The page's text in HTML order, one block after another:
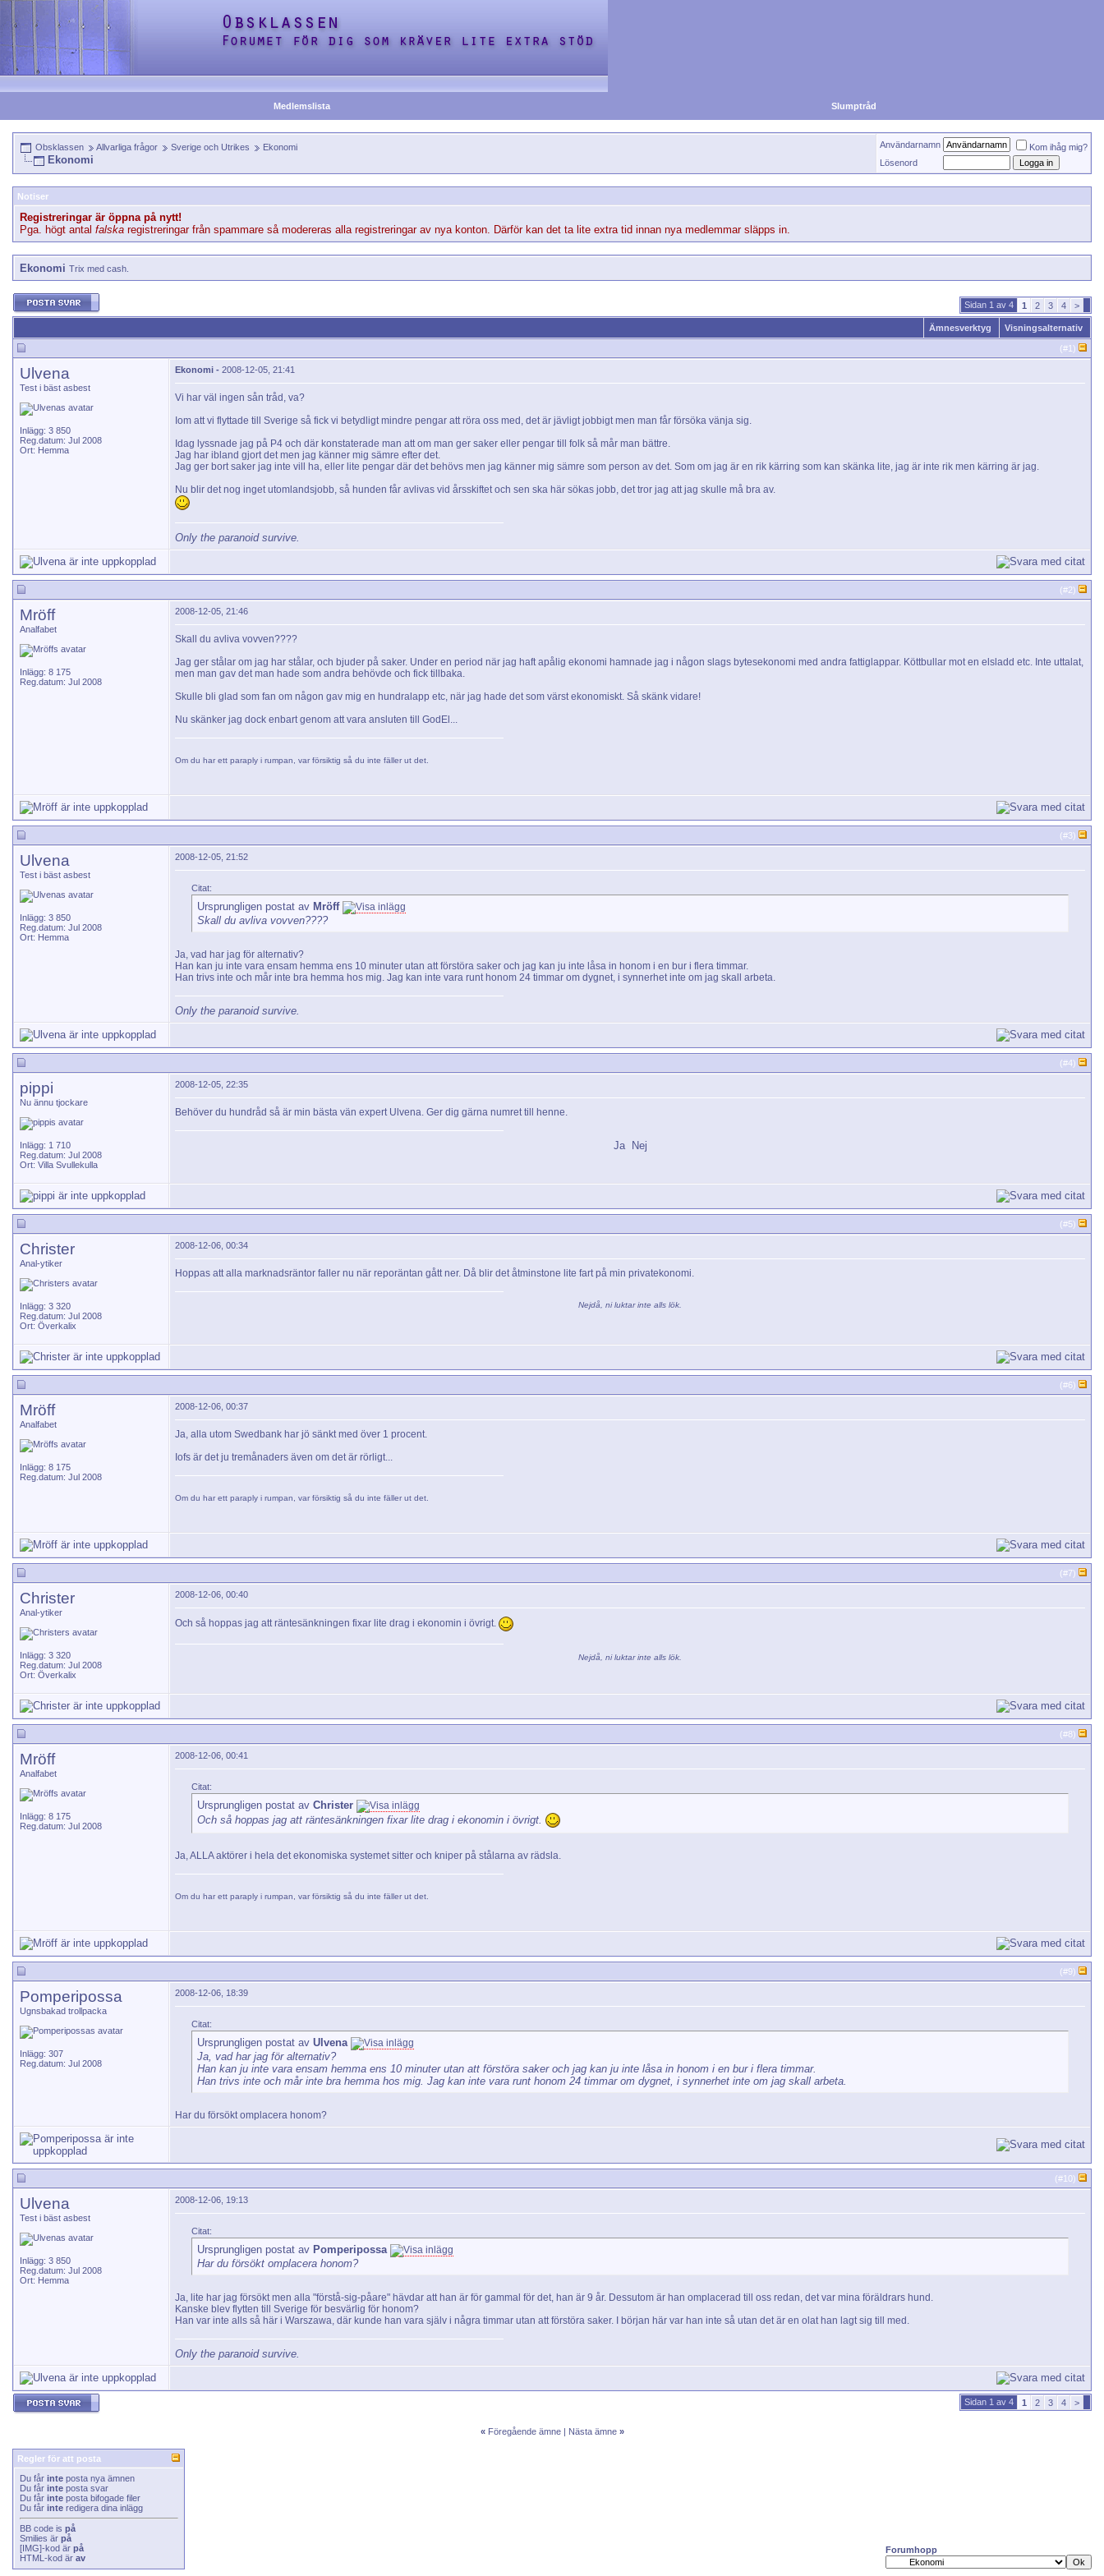
Medlemslista Slumptråd
Obsklassen Allvarliga frågor Sverige och Utrikes Ekonomi
Ekonomi
Användarnamn
Kom ihåg mig?
Lösenord
Notiser
Registreringar är öppna på nytt!
Pga. högt antal falska registreringar från spammare så modereras alla registreringar av nya konton. Därför kan det ta lite extra tid innan nya medlemmar släpps in.
Ekonomi Trix med cash.
Sidan 1 av 4 1 2 3 4 >
Ämnesverktyg Visningsalternativ
(#1)
Ulvena
Test i bäst asbest
Inlägg: 3 850
Reg.datum: Jul 2008
Ort: Hemma
Ekonomi - 2008-12-05, 21:41
Vi har väl ingen sån tråd, va?
Iom att vi flyttade till Sverige så fick vi betydligt mindre pengar att röra oss med, det är jävligt jobbigt men man får försöka vänja sig.
Idag lyssnade jag på P4 och där konstaterade man att om man ger saker eller pengar till folk så mår man bättre.
Jag har ibland gjort det men jag känner mig sämre efter det.
Jag ger bort saker jag inte vill ha, eller lite pengar där det behövs men jag känner mig sämre som person av det. Som om jag är en rik kärring som kan skänka lite, jag är inte rik men kärring är jag.
Nu blir det nog inget utomlandsjobb, så hunden får avlivas vid årsskiftet och sen ska här sökas jobb, det tror jag att jag skulle må bra av.
Only the paranoid survive.
(#2)
Mröff
Analfabet
Inlägg: 8 175
Reg.datum: Jul 2008
2008-12-05, 21:46
Skall du avliva vovven????
Jag ger stålar om jag har stålar, och bjuder på saker. Under en period när jag haft apålig ekonomi hamnade jag i någon slags bytesekonomi med andra fattiglappar. Köttbullar mot en elsladd etc. Inte uttalat,
men man gav det man hade som andra behövde och fick tillbaka.
Skulle bli glad som fan om någon gav mig en hundralapp etc, när jag hade det som värst ekonomiskt. Så skänk vidare!
Nu skänker jag dock enbart genom att vara ansluten till GodEl...
Om du har ett paraply i rumpan, var försiktig så du inte fäller ut det.
(#3)
Ulvena
Test i bäst asbest
Inlägg: 3 850
Reg.datum: Jul 2008
Ort: Hemma
2008-12-05, 21:52
Citat:
Ursprungligen postat av Mröff
Skall du avliva vovven????
Ja, vad har jag för alternativ?
Han kan ju inte vara ensam hemma ens 10 minuter utan att förstöra saker och jag kan ju inte låsa in honom i en bur i flera timmar.
Han trivs inte och mår inte bra hemma hos mig. Jag kan inte vara runt honom 24 timmar om dygnet, i synnerhet inte om jag skall arbeta.
Only the paranoid survive.
(#4)
pippi
Nu ännu tjockare
Inlägg: 1 710
Reg.datum: Jul 2008
Ort: Villa Svullekulla
2008-12-05, 22:35
Behöver du hundråd så är min bästa vän expert Ulvena. Ger dig gärna numret till henne.
Ja Nej
(#5)
Christer
Anal-ytiker
Inlägg: 3 320
Reg.datum: Jul 2008
Ort: Överkalix
2008-12-06, 00:34
Hoppas att alla marknadsräntor faller nu när reporäntan gått ner. Då blir det åtminstone lite fart på min privatekonomi.
Nejdå, ni luktar inte alls lök.
(#6)
Mröff
Analfabet
Inlägg: 8 175
Reg.datum: Jul 2008
2008-12-06, 00:37
Ja, alla utom Swedbank har jö sänkt med över 1 procent.
Iofs är det ju tremånaders även om det är rörligt...
Om du har ett paraply i rumpan, var försiktig så du inte fäller ut det.
(#7)
Christer
Anal-ytiker
Inlägg: 3 320
Reg.datum: Jul 2008
Ort: Överkalix
2008-12-06, 00:40
Och så hoppas jag att räntesänkningen fixar lite drag i ekonomin i övrigt.
Nejdå, ni luktar inte alls lök.
(#8)
Mröff
Analfabet
Inlägg: 8 175
Reg.datum: Jul 2008
2008-12-06, 00:41
Citat:
Ursprungligen postat av Christer
Och så hoppas jag att räntesänkningen fixar lite drag i ekonomin i övrigt.
Ja, ALLA aktörer i hela det ekonomiska systemet sitter och kniper på stålarna av rädsla.
Om du har ett paraply i rumpan, var försiktig så du inte fäller ut det.
(#9)
Pomperipossa
Ugnsbakad trollpacka
Inlägg: 307
Reg.datum: Jul 2008
2008-12-06, 18:39
Citat:
Ursprungligen postat av Ulvena
Ja, vad har jag för alternativ?
Han kan ju inte vara ensam hemma ens 10 minuter utan att förstöra saker och jag kan ju inte låsa in honom i en bur i flera timmar.
Han trivs inte och mår inte bra hemma hos mig. Jag kan inte vara runt honom 24 timmar om dygnet, i synnerhet inte om jag skall arbeta.
Har du försökt omplacera honom?
(#10)
Ulvena
Test i bäst asbest
Inlägg: 3 850
Reg.datum: Jul 2008
Ort: Hemma
2008-12-06, 19:13
Citat:
Ursprungligen postat av Pomperipossa
Har du försökt omplacera honom?
Ja, lite har jag försökt men alla "förstå-sig-påare" hävdar att han är för gammal för det, han är 9 år. Dessutom är han omplacerad till oss redan, det var mina föräldrars hund.
Kanske blev flytten till Sverige för besvärlig för honom?
Han var inte alls så här i Warszawa, där kunde han vara själv i några timmar utan att förstöra saker. I början här var han inte så utan det är en olat han lagt sig till med.
Only the paranoid survive.
Sidan 1 av 4 1 2 3 4 >
« Föregående ämne| Nästa ämne »
Regler för att posta
Du får inte posta nya ämnen
Du får inte posta svar
Du får inte posta bifogade filer
Du får inte redigera dina inlägg
BB code is på
Smilies är på
[IMG]-kod är på
HTML-kod är av
Forumhopp